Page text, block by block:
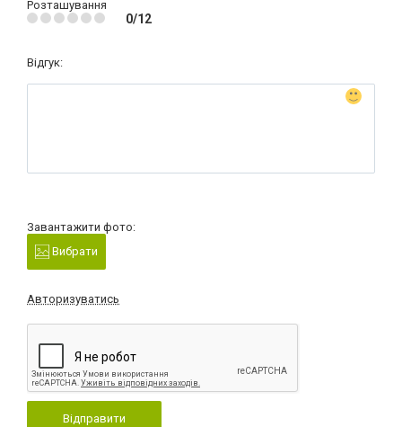
Розташування
0/12
Відгук:
Завантажити фото:
Вибрати
Авторизуватись
Відправити